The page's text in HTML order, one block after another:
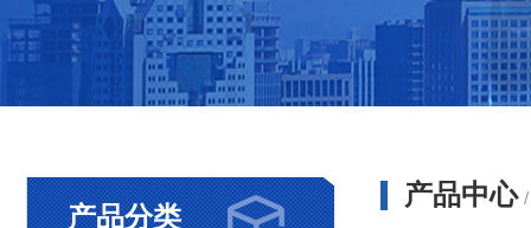
产品分类
产品中心